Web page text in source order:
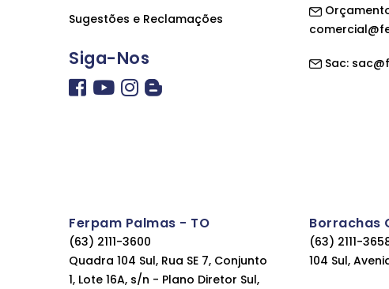
Sugestões e Reclamações
Siga-Nos Sac:
Ferpam Palmas - TO
(63) 2111-3600
Quadra 104 Sul, Rua SE 7, Conjunto
1, Lote 16A, s/n - Plano Diretor Sul,
Borrachas
(63) 2111-
104 Sul,